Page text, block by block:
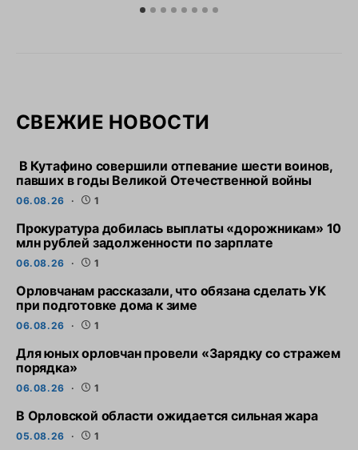
СВЕЖИЕ НОВОСТИ
В Кутафино совершили отпевание шести воинов,
павших в годы Великой Отечественной войны
06.08.26 1
Прокуратура добилась выплаты «дорожникам» 10
млн рублей задолженности по зарплате
06.08.26 1
Орловчанам рассказали, что обязана сделать УК
при подготовке дома к зиме
06.08.26 1
Для юных орловчан провели «Зарядку со стражем
порядка»
06.08.26 1
В Орловской области ожидается сильная жара
05.08.26 1